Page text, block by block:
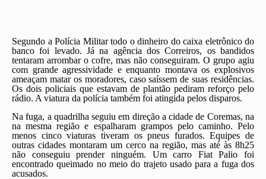
Segundo a Polícia Militar todo o dinheiro do caixa eletrônico do
banco foi levado. Já na agência dos Correiros, os bandidos
tentaram arrombar o cofre, mas não conseguiram. O grupo agiu
com grande agressividade e enquanto montava os explosivos
ameaçam matar os moradores, caso saíssem de suas residências.
Os dois policiais que estavam de plantão pediram reforço pelo
rádio. A viatura da polícia também foi atingida pelos disparos.
Na fuga, a quadrilha seguiu em direção a cidade de Coremas, na
na mesma região e espalharam grampos pelo caminho. Pelo
menos cinco viaturas tiveram os pneus furados. Equipes de
outras cidades montaram um cerco na região, mas até às 8h25
não conseguiu prender ninguém. Um carro Fiat Palio foi
encontrado queimado no meio do trajeto usado para a fuga dos
acusados.